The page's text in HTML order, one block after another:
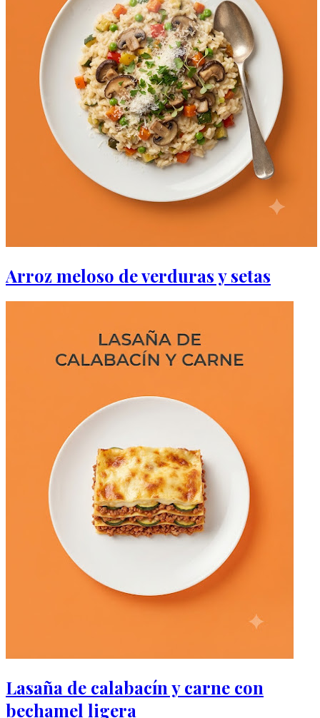
Arroz meloso de verduras y setas
Lasaña de calabacín y carne con
bechamel ligera